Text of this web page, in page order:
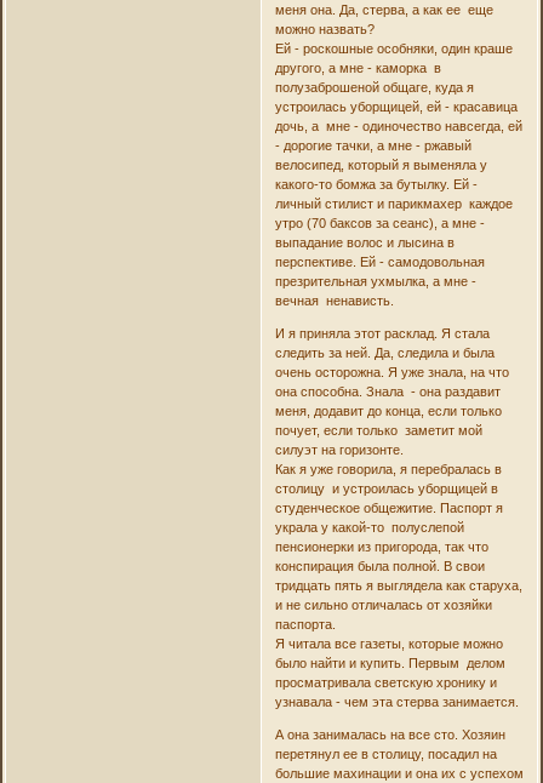
меня она. Да, стерва, а как ее еще
можно назвать?
Ей - роскошные особняки, один краше
другого, а мне - каморка в
полузаброшеной общаге, куда я
устроилась уборщицей, ей - красавица
дочь, а мне - одиночество навсегда, ей
- дорогие тачки, а мне - ржавый
велосипед, который я выменяла у
какого-то бомжа за бутылку. Ей -
личный стилист и парикмахер каждое
утро (70 баксов за сеанс), а мне -
выпадание волос и лысина в
перспективе. Ей - самодовольная
презрительная ухмылка, а мне -
вечная ненависть.
И я приняла этот расклад. Я стала
следить за ней. Да, следила и была
очень осторожна. Я уже знала, на что
она способна. Знала - она раздавит
меня, додавит до конца, если только
почует, если только заметит мой
силуэт на горизонте.
Как я уже говорила, я перебралась в
столицу и устроилась уборщицей в
студенческое общежитие. Паспорт я
украла у какой-то полуслепой
пенсионерки из пригорода, так что
конспирация была полной. В свои
тридцать пять я выглядела как старуха,
и не сильно отличалась от хозяйки
паспорта.
Я читала все газеты, которые можно
было найти и купить. Первым делом
просматривала светскую хронику и
узнавала - чем эта стерва занимается.
А она занималась на все сто. Хозяин
перетянул ее в столицу, посадил на
большие махинации и она их с успехом